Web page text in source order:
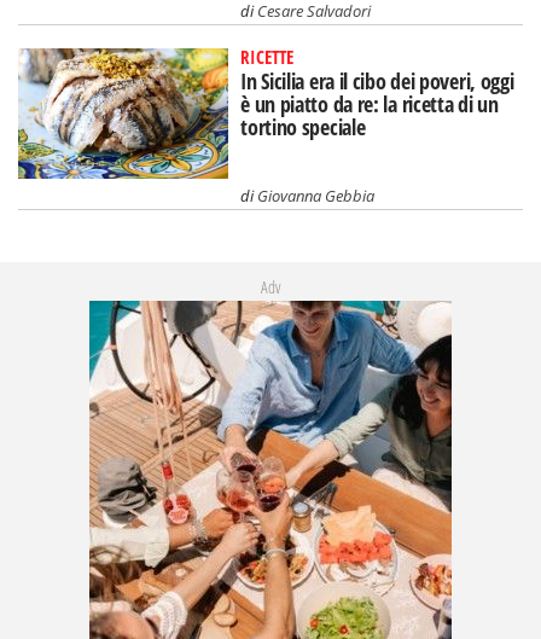
diCesare Salvadori
RICETTE
In Sicilia era il cibo dei poveri, oggi
è un piatto da re: la ricetta di un
tortino speciale
diGiovanna Gebbia
Adv